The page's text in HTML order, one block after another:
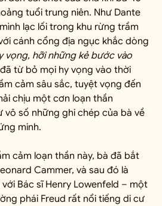
tuổi trung niên. Như Dante
lạc lối trong khu rừng trầm
cánh cổng địa ngục khắc dòng
vọng, hỡi những kẻ bước vào
từ bỏ mọi hy vọng vào thời
cảm sâu sắc, tuyệt vọng đến
chịu một cơn loạn thần
vô số những ghi chép của bà về
minh.
cảm loạn thần này, bà đã bắt
Cammer, và sau đó là
Bác sĩ Henry Lowenfeld – một
phái Freud rất nổi tiếng di cư